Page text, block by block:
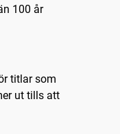
100 år
titlar som
ut tills att